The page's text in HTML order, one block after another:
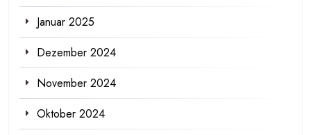
Januar 2025
Dezember 2024
November 2024
Oktober 2024